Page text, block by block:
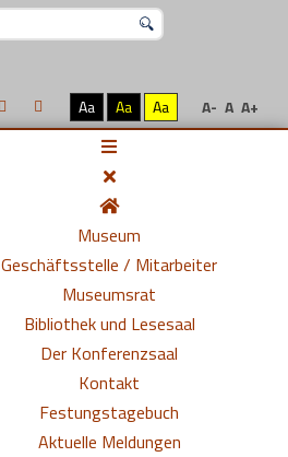
Aa Aa Aa A- A A+
Museum
Geschäftsstelle / Mitarbeiter
Museumsrat
Bibliothek und Lesesaal
Der Konferenzsaal
Kontakt
Festungstagebuch
Aktuelle Meldungen